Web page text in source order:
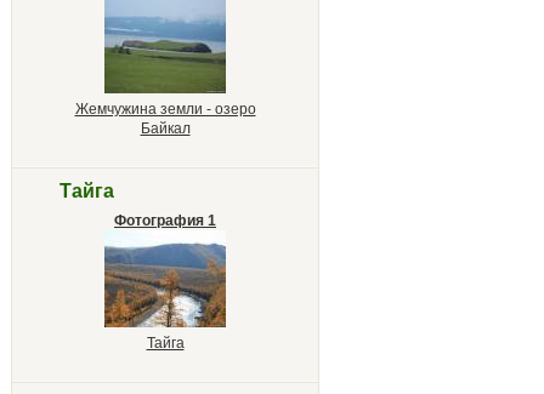
Жемчужина земли - озеро
Байкал
Тайга
Фотография 1
Тайга